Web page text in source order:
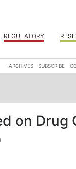
REGULATORY
ARCHIVES SUBSCRIBE
on Drug